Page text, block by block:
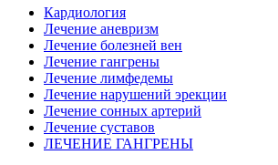
Кардиология
Лечение аневризм
Лечение болезней вен
Лечение гангрены
Лечение лимфедемы
Лечение нарушений эрекции
Лечение сонных артерий
Лечение суставов
ЛЕЧЕНИЕ ГАНГРЕНЫ